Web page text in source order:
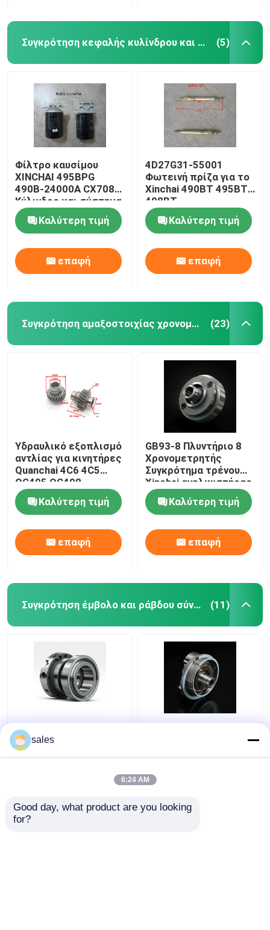
Συγκρότηση κεφαλής κυλίνδρου και συστήματος βαλβίδας (5)
Φίλτρο καυσίμου
XINCHAI 495BPG
490B-24000A CX7085
Κύλινδρο και σύστημα
βαλβίδων
Καλύτερη τιμή
επαφή
4D27G31-55001
Φωτεινή πρίζα για το
Xinchai 490BT 495BT
498BT
Καλύτερη τιμή
επαφή
Συγκρότηση αμαξοστοιχίας χρονομέτρου (23)
Υδραυλικό εξοπλισμό
αντλίας για κινητήρες
Quanchai 4C6 4C5
QC495 QC498
Καλύτερη τιμή
επαφή
GB93-8 Πλυντήριο 8
Χρονομετρητής
Συγκρότημα τρένου
Xinchai ανελκυστήρας
Καλύτερη τιμή
επαφή
Συγκρότηση έμβολο και ράβδου σύνδεσης (11)
4D29G31-04003
Δεύτερο δαχτυλίδι
συμπίεσης για
4D29G31-04100
ισχύος 4t
sales
6:24 AM
Good day, what product are you looking
for?